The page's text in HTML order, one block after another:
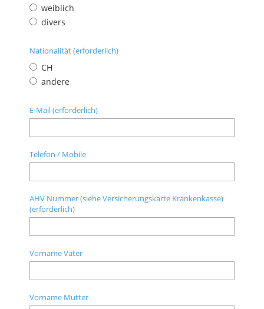
weiblich
divers
Nationalität (erforderlich)
CH
andere
E-Mail (erforderlich)
Telefon / Mobile
AHV Nummer (siehe Versicherungskarte Krankenkasse)
(erforderlich)
Vorname Vater
Vorname Mutter